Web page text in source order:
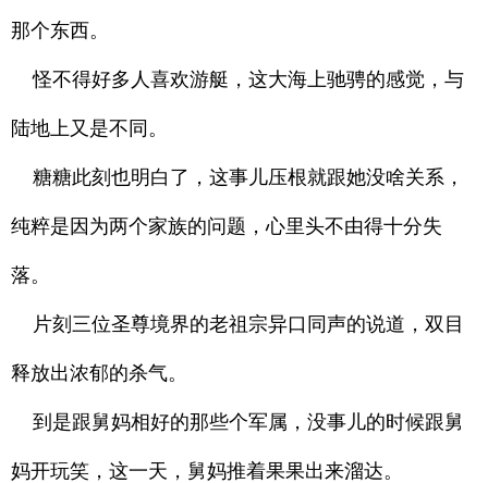
那个东西。
怪不得好多人喜欢游艇，这大海上驰骋的感觉，与
陆地上又是不同。
糖糖此刻也明白了，这事儿压根就跟她没啥关系，
纯粹是因为两个家族的问题，心里头不由得十分失
落。
片刻三位圣尊境界的老祖宗异口同声的说道，双目
释放出浓郁的杀气。
到是跟舅妈相好的那些个军属，没事儿的时候跟舅
妈开玩笑，这一天，舅妈推着果果出来溜达。